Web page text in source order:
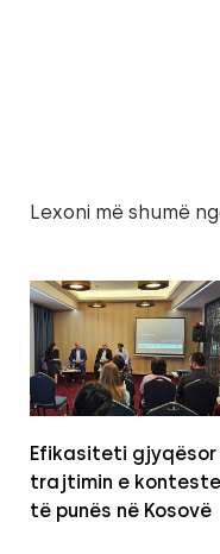
Lexoni më shumë
Efikasiteti gjyqësor
trajtimin e
të punës në Kosovë